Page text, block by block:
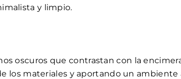
y limpio.
oscuros que contrastan con la
los materiales y aportando un